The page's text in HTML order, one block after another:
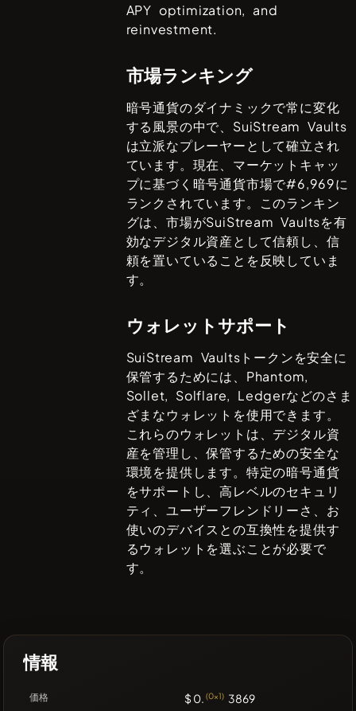
APY optimization, and
reinvestment.
市場ランキング
暗号通貨のダイナミックで常に変化
する風景の中で、 SuiStream Vaults
は立派なプレーヤーとして確立され
ています。現在、マーケットキャッ
プに基づく暗号通貨市場で#6,969に
ランクされています。このランキン
グは、市場がSuiStream Vaultsを有
効なデジタル資産として信頼し、信
頼を置いていることを反映していま
す。
ウォレットサポート
SuiStream Vaults トークンを安全に
保管するためには、 Phantom,
Sollet, Solflare, Ledgerなどのさま
ざまなウォレットを使用できます。
これらのウォレットは、デジタル資
産を管理し、保管するための安全な
環境を提供します。特定の暗号通貨
をサポートし、高レベルのセキュリ
ティ、ユーザーフレンドリーさ、お
使いのデバイスとの互換性を提供す
るウォレットを選ぶことが必要で
す。
情報
価格 $ 0. (0x1) 3869